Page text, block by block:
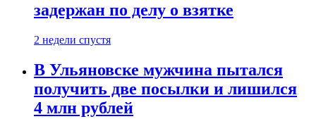
задержан по делу о взятке
2 недели спустя
В Ульяновске мужчина пытался
получить две посылки и лишился
4 млн рублей